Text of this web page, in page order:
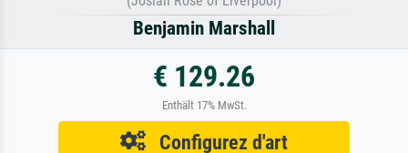
Benjamin Marshall
€ 129.26
Enthält 17% MwSt.
Configurez d'art